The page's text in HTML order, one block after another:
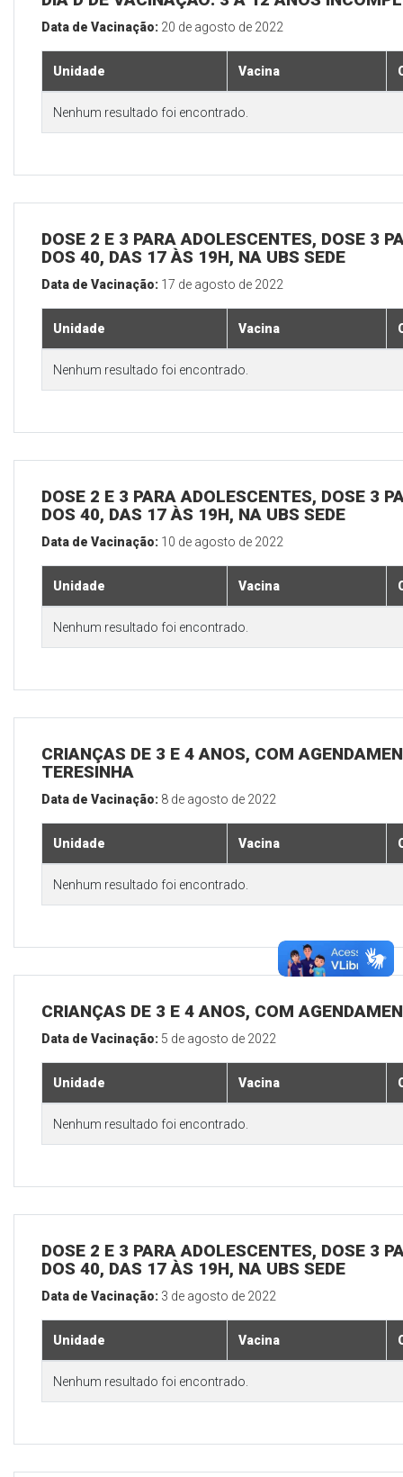
Data de Vacinação: 20 de agosto de 2022
Unidade Vacina
Nenhum resultado foi encontrado.
DOSE 2 E 3 PARA ADOLESCENTES, DOSE 3
DOS 40, DAS 17 ÀS 19H, NA UBS SEDE
Data de Vacinação: 17 de agosto de 2022
Unidade Vacina
Nenhum resultado foi encontrado.
DOSE 2 E 3 PARA ADOLESCENTES, DOSE 3
DOS 40, DAS 17 ÀS 19H, NA UBS SEDE
Data de Vacinação: 10 de agosto de 2022
Unidade Vacina
Nenhum resultado foi encontrado.
CRIANÇAS DE 3 E 4 ANOS, COM
TERESINHA
Data de Vacinação: 8 de agosto de 2022
Unidade Vacina
Nenhum resultado foi encontrado.
CRIANÇAS DE 3 E 4 ANOS, COM
Data de Vacinação: 5 de agosto de 2022
Unidade Vacina
Nenhum resultado foi encontrado.
DOSE 2 E 3 PARA ADOLESCENTES, DOSE 3
DOS 40, DAS 17 ÀS 19H, NA UBS SEDE
Data de Vacinação: 3 de agosto de 2022
Unidade Vacina
Nenhum resultado foi encontrado.